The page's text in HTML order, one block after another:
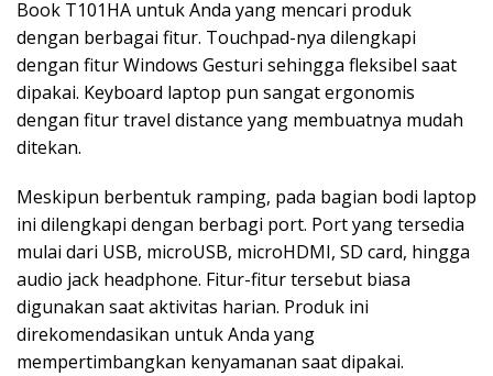
Book T101HA untuk Anda yang mencari produk
dengan berbagai fitur. Touchpad-nya dilengkapi
dengan fitur Windows Gesturi sehingga fleksibel saat
dipakai. Keyboard laptop pun sangat ergonomis
dengan fitur travel distance yang membuatnya mudah
ditekan.
Meskipun berbentuk ramping, pada bagian bodi laptop
ini dilengkapi dengan berbagi port. Port yang tersedia
mulai dari USB, microUSB, microHDMI, SD card, hingga
audio jack headphone. Fitur-fitur tersebut biasa
digunakan saat aktivitas harian. Produk ini
direkomendasikan untuk Anda yang
mempertimbangkan kenyamanan saat dipakai.